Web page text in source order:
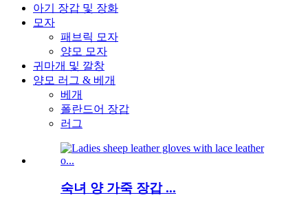
아기 장갑 및 장화
모자
패브릭 모자
양모 모자
귀마개 및 깔창
양모 러그 & 베개
베개
폴란드어 장갑
러그
숙녀 양 가죽 장갑 ...